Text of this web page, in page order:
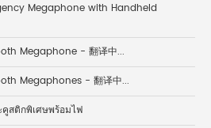
Megaphone with Handheld
Megaphone - 翻译中...
Megaphones - 翻译中...
คูสติกพิเศษพร้อมไฟ